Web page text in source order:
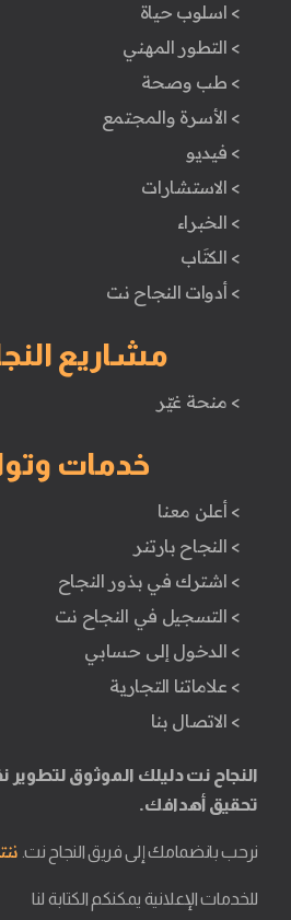
> اسلوب حياة
> التطور المهني
> طب وصحة
> الأسرة والمجتمع
> فيديو
> الاستشارات
> الخبراء
> الكتَاب
> أدوات النجاح نت
مشاريع
> منحة غيّر
خدمات
> أعلن معنا
> النجاح بارتنر
> اشترك في بذور النجاح
> التسجيل في النجاح نت
> الدخول إلى حسابي
> علاماتنا التجارية
> الاتصال بنا
النجاح نت دليلك الموثوق
تحقيق أهدافك.
نرحب بانضمامك إلى فريق النجاح نت.
للخدمات الإعلانية يمكنكم الكتابة لنا